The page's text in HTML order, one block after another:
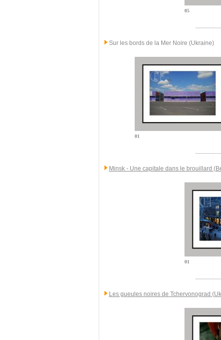
05
Sur les bords de la Mer Noire (Ukraine)
01
Minsk - Une capitale dans le brouillard
01
Les gueules noires de Tchervonograd